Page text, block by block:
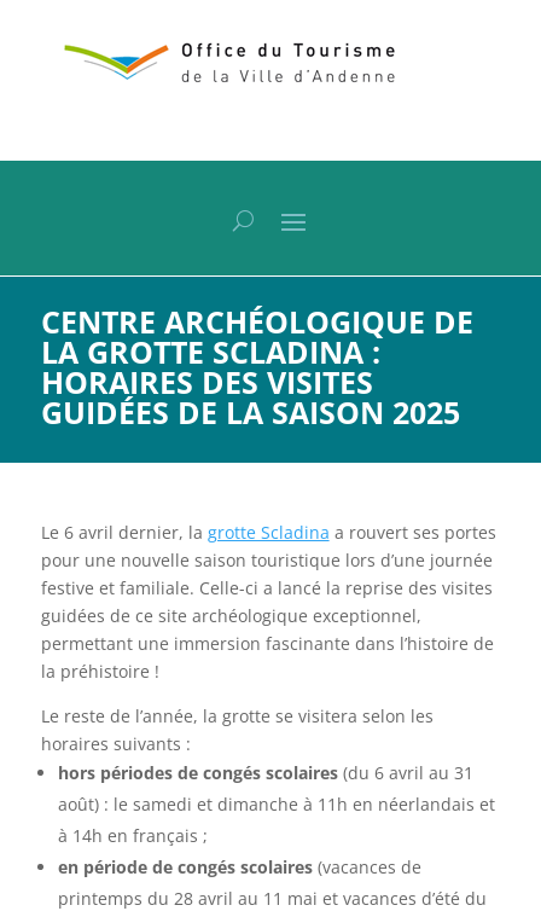
CENTRE ARCHÉOLOGIQUE DE
LA GROTTE SCLADINA :
HORAIRES DES VISITES
GUIDÉES DE LA SAISON 2025
Le 6 avril dernier, la grotte Scladina a rouvert ses portes
pour une nouvelle saison touristique lors d’une journée
festive et familiale. Celle-ci a lancé la reprise des visites
guidées de ce site archéologique exceptionnel,
permettant une immersion fascinante dans l’histoire de
la préhistoire !
Le reste de l’année, la grotte se visitera selon les
horaires suivants :
hors périodes de congés scolaires(du 6 avril au 31
août) : le samedi et dimanche à 11h en néerlandais et
à 14h en français ;
en période de congés scolaires(vacances de
printemps du 28 avril au 11 mai et vacances d’été du